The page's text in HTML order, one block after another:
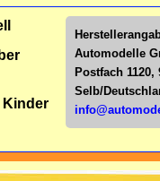
Automodelle
Postfach 1120,
Selb/Deutschl
Kinder